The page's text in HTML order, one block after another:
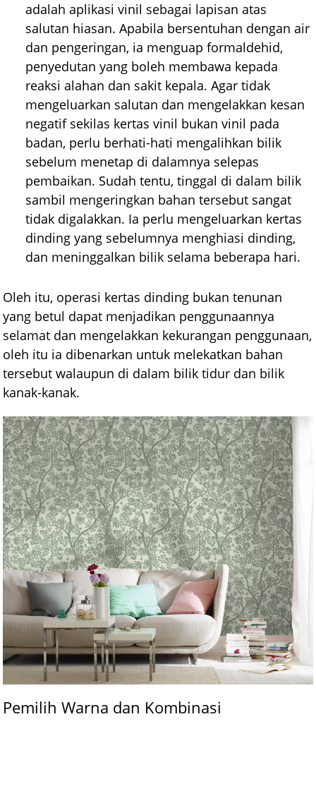
adalah aplikasi vinil sebagai lapisan atas
salutan hiasan. Apabila bersentuhan dengan air
dan pengeringan, ia menguap formaldehid,
penyedutan yang boleh membawa kepada
reaksi alahan dan sakit kepala. Agar tidak
mengeluarkan salutan dan mengelakkan kesan
negatif sekilas kertas vinil bukan vinil pada
badan, perlu berhati-hati mengalihkan bilik
sebelum menetap di dalamnya selepas
pembaikan. Sudah tentu, tinggal di dalam bilik
sambil mengeringkan bahan tersebut sangat
tidak digalakkan. Ia perlu mengeluarkan kertas
dinding yang sebelumnya menghiasi dinding,
dan meninggalkan bilik selama beberapa hari.
Oleh itu, operasi kertas dinding bukan tenunan
yang betul dapat menjadikan penggunaannya
selamat dan mengelakkan kekurangan penggunaan,
oleh itu ia dibenarkan untuk melekatkan bahan
tersebut walaupun di dalam bilik tidur dan bilik
kanak-kanak.
Pemilih Warna dan Kombinasi